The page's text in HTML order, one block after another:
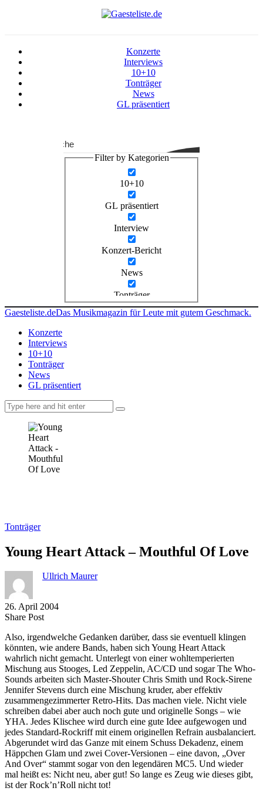
Konzerte
Interviews
10+10
Tonträger
News
GL präsentiert
Suche
Filter by Kategorien
10+10
GL präsentiert
Interview
Konzert-Bericht
News
Tonträger
Gaesteliste.deDas Musikmagazin für Leute mit gutem Geschmack.
Konzerte
Interviews
10+10
Tonträger
News
GL präsentiert
Tonträger
Young Heart Attack – Mouthful Of Love
Ullrich Maurer
26. April 2004
Share PostShare
Facebook
Copy
to
clipboard
Send
via
eMail
Also, irgendwelche Gedanken darüber, dass sie eventuell klingen
könnten, wie andere Bands, haben sich Young Heart Attack
wahrlich nicht gemacht. Unterlegt von einer wohltemperierten
Mischung aus Stooges, Led Zeppelin, AC/CD und sogar The Who-
Sounds arbeiten sich Master-Shouter Chris Smith und Rock-Sirene
Jennifer Stevens durch eine Mischung kruder, aber effektiv
zusammengezimmerter Retro-Hits. Das machen viele. Nicht viele
schreiben dabei aber auch noch gute und originelle Songs – wie
YHA. Jedes Klischee wird durch eine gute Idee aufgewogen und
jedes Standard-Rockriff mit einem originellen Refrain ausbalanciert.
Abgerundet wird das Ganze mit einem Schuss Dekadenz, einem
Häppchen Glam und zwei Cover-Versionen – eine davon, „Over
And Over“ stammt sogar von den legendären MC5. Und wieder
mal heißt es: Nicht neu, aber gut! So lange es Zeug wie dieses gibt,
ist der Rock’n’Roll nicht tot!